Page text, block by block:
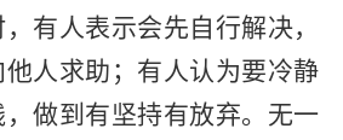
有人表示会先自行解决，
人求助；有人认为要冷静
做到有坚持有放弃。无一